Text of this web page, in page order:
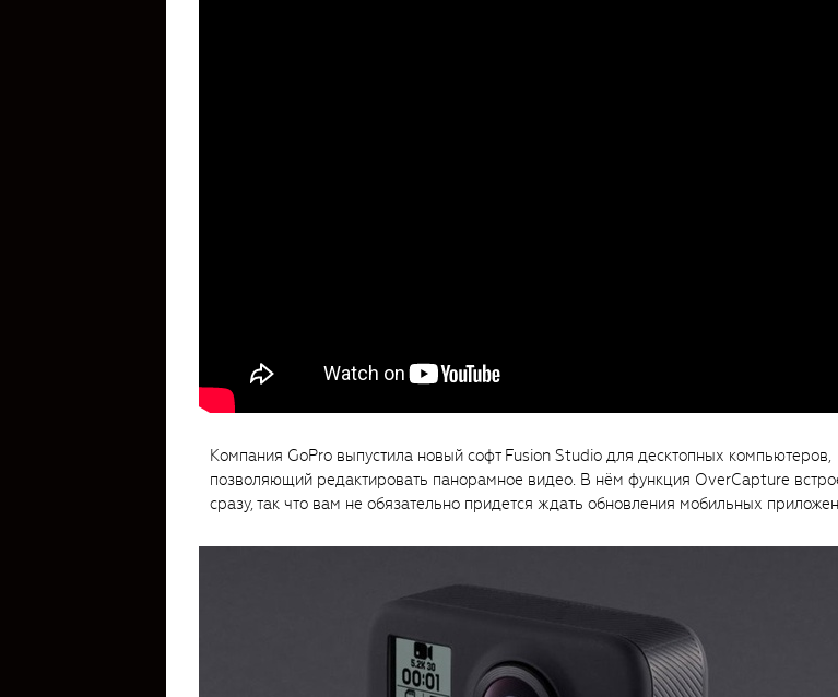
Компания GoPro выпустила новый софт Fusion Studio для десктопных компьютеров,
позволяющий редактировать панорамное видео. В нём функция OverCapture
сразу, так что вам не обязательно придется ждать обновления мобильных